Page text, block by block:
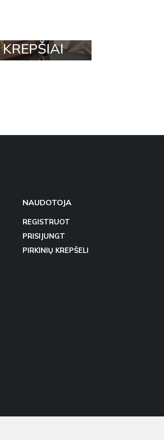
KREPŠIAI
NAUDOTOJA
REGISTRUOT
PRISIJUNGT
PIRKINIŲ KREPŠELI